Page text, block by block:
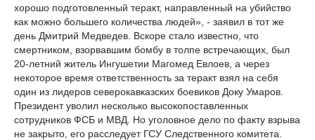
хорошо подготовленный теракт, направленный на убийство
как можно большего количества людей», - заявил в тот же
день Дмитрий Медведев. Вскоре стало известно, что
смертником, взорвавшим бомбу в толпе встречающих, был
20-летний житель Ингушетии Магомед Евлоев, а через
некоторое время ответственность за теракт взял на себя
один из лидеров северокавказских боевиков Доку Умаров.
Президент уволил несколько высокопоставленных
сотрудников ФСБ и МВД. Но уголовное дело по факту взрыва
не закрыто, его расследует ГСУ Следственного комитета.